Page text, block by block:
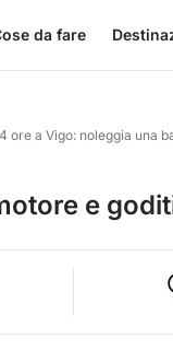
da fare
4 ore a Vigo: noleggia una
e